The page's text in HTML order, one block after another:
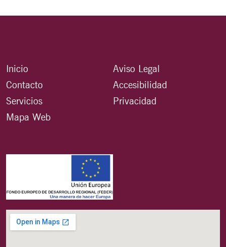
Inicio
Contacto
Servicios
Mapa Web
Aviso Legal
Accesibilidad
Privacidad